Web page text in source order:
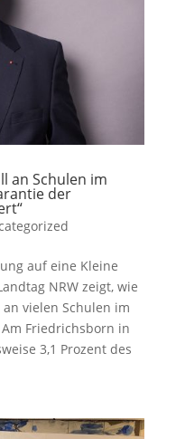
an Schulen im
der
auf eine Kleine
NRW zeigt, wie
vielen Schulen im
Friedrichsborn in
3,1 Prozent des